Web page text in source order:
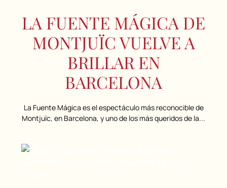
LA FUENTE MÁGICA DE
MONTJUÏC VUELVE A
BRILLAR EN
BARCELONA
La Fuente Mágica es el espectáculo más reconocible de
Montjuïc, en Barcelona, y uno de los más queridos de la...